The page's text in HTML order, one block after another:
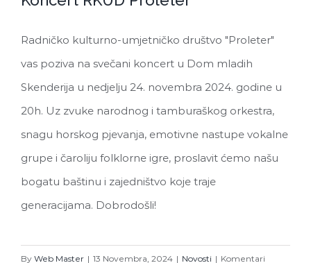
Radničko kulturno-umjetničko društvo "Proleter"
vas poziva na svečani koncert u Dom mladih
Skenderija u nedjelju 24. novembra 2024. godine u
20h. Uz zvuke narodnog i tamburaškog orkestra,
snagu horskog pjevanja, emotivne nastupe vokalne
grupe i čaroliju folklorne igre, proslavit ćemo našu
bogatu baštinu i zajedništvo koje traje
generacijama. Dobrodošli!
By Web Master | 13 Novembra, 2024 | Novosti | Komentari